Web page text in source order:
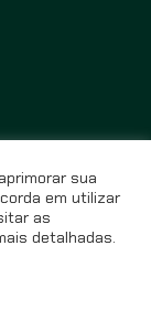
sua
em utilizar
as
detalhadas.